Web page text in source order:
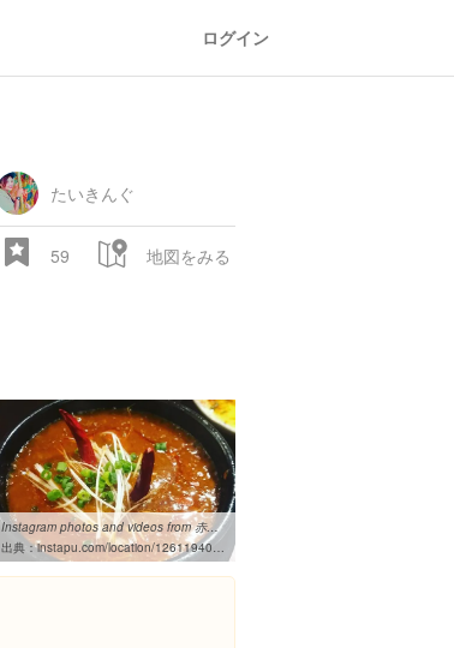
ログイン
たいきんぐ
59 地図をみる
Instagram photos and videos from 赤い壺 - instapu.com
出典：instapu.com/location/1261194023995722/%E8%B5%A4%E3%81%84%E5%A3%BA